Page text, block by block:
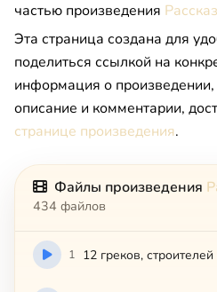
частью произведения
Эта страница создана для
поделиться ссылкой на
информация о
описание и комментарии,
странице произведения.
Файлы произведения
434 файлов
1